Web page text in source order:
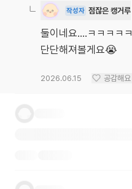
작성자 점잖은 캥거루
둘이네요....ㅋㅋㅋㅋㅋ
단단해져볼게요😭
2026.06.15 공감해요